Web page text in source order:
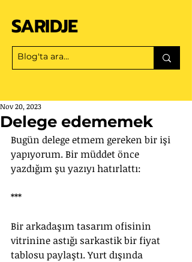
SARIDJE
Delege edememek
Nov 20, 2023
Bugün delege etmem gereken bir işi
yapıyorum. Bir müddet önce
yazdığım şu yazıyı hatırlattı:
***
Bir arkadaşım tasarım ofisinin
vitrinine astığı sarkastik bir fiyat
tablosu paylaştı. Yurt dışında